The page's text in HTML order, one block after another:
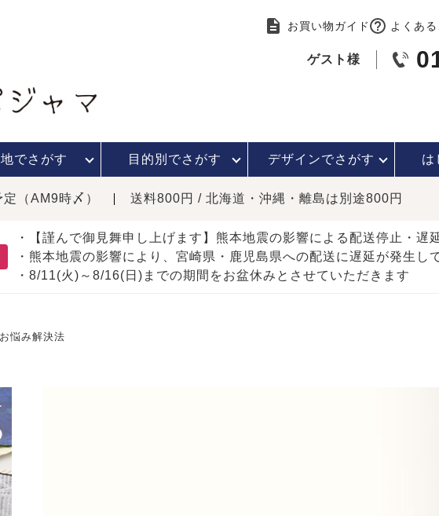
お買い物ガイド よくあ
ゲスト様
でさがす 目的別でさがす デザインでさがす は
（AM9時〆） 送料800円 / 北海道・沖縄・離島は別途800円
・【謹んで御見舞申し上げます】熊本地震の影響による配送停止・
・熊本地震の影響により、宮崎県・鹿児島県への配送に遅延が発生し
・8/11(火)～8/16(日)までの期間をお盆休みとさせていただきます
悩み解決法